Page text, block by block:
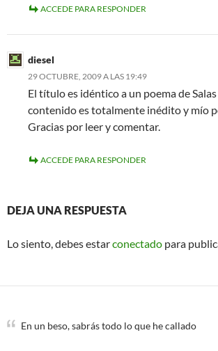
ACCEDE PARA RESPONDER
diesel
29 OCTUBRE, 2009 A LAS 19:49
El título es idéntico a un poema de
contenido es totalmente inédito y mío
Gracias por leer y comentar.
ACCEDE PARA RESPONDER
DEJA UNA RESPUESTA
Lo siento, debes estarconectado para
En un beso, sabrás todo lo que he callado